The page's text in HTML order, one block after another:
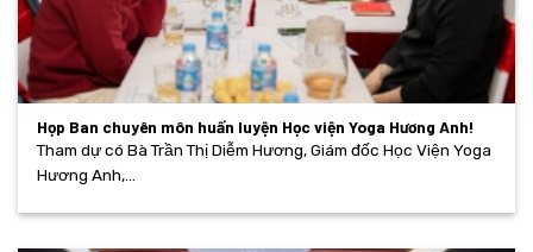
Họp Ban chuyên môn huấn luyện Học viện Yoga Hương Anh!
Tham dự có Bà Trần Thị Diễm Hương, Giám đốc Học Viện Yoga
Hương Anh,...